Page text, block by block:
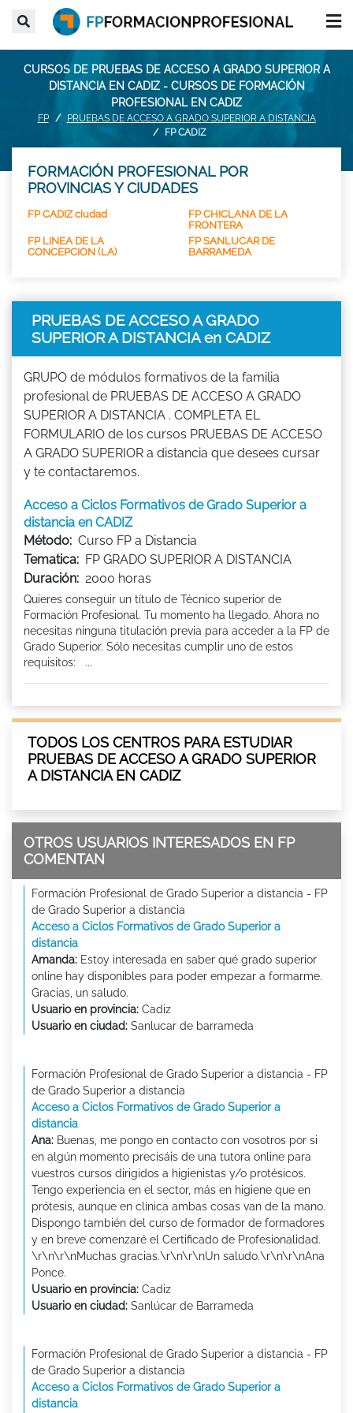
CURSOS DE PRUEBAS DE ACCESO A GRADO SUPERIOR A
DISTANCIA EN CADIZ - CURSOS DE FORMACIÓN
PROFESIONAL EN CADIZ
FP
PRUEBAS DE ACCESO A GRADO SUPERIOR A DISTANCIA
FP CADIZ
FORMACIÓN PROFESIONAL POR
PROVINCIAS Y CIUDADES
FP CADIZ ciudad
FP CHICLANA DE LA
FRONTERA
FP LINEA DE LA
CONCEPCION (LA)
FP SANLUCAR DE
BARRAMEDA
PRUEBAS DE ACCESO A GRADO
SUPERIOR A DISTANCIA en CADIZ
GRUPO de módulos formativos de la familia
profesional de PRUEBAS DE ACCESO A GRADO
SUPERIOR A DISTANCIA . COMPLETA EL
FORMULARIO de los cursos PRUEBAS DE ACCESO
A GRADO SUPERIOR a distancia que desees cursar
y te contactaremos.
Acceso a Ciclos Formativos de Grado Superior a
distancia en CADIZ
Método: Curso FP a Distancia
Tematica: FP GRADO SUPERIOR A DISTANCIA
Duración: 2000 horas
Quieres conseguir un título de Técnico superior de
Formación Profesional. Tu momento ha llegado. Ahora no
necesitas ninguna titulación previa para acceder a la FP de
Grado Superior. Sólo necesitas cumplir uno de estos
requisitos: ...
TODOS LOS CENTROS PARA ESTUDIAR
PRUEBAS DE ACCESO A GRADO SUPERIOR
A DISTANCIA EN CADIZ
OTROS USUARIOS INTERESADOS EN FP
COMENTAN
Formación Profesional de Grado Superior a distancia - FP
de Grado Superior a distancia
Acceso a Ciclos Formativos de Grado Superior a
distancia
Amanda: Estoy interesada en saber qué grado superior
online hay disponibles para poder empezar a formarme.
Gracias, un saludo.
Usuario en provincia: Cadiz
Usuario en ciudad: Sanlucar de barrameda
Formación Profesional de Grado Superior a distancia - FP
de Grado Superior a distancia
Acceso a Ciclos Formativos de Grado Superior a
distancia
Ana: Buenas, me pongo en contacto con vosotros por si
en algún momento precisáis de una tutora online para
vuestros cursos dirigidos a higienistas y/o protésicos.
Tengo experiencia en el sector, más en higiene que en
prótesis, aunque en clínica ambas cosas van de la mano.
Dispongo también del curso de formador de formadores
y en breve comenzaré el Certificado de Profesionalidad.
\r\n\r\nMuchas gracias.\r\n\r\nUn saludo.\r\n\r\nAna
Ponce.
Usuario en provincia: Cadiz
Usuario en ciudad: Sanlúcar de Barrameda
Formación Profesional de Grado Superior a distancia - FP
de Grado Superior a distancia
Acceso a Ciclos Formativos de Grado Superior a
distancia